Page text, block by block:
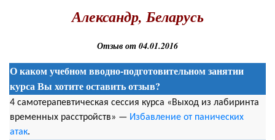
Александр, Беларусь
Отзыв от 04.01.2016
О каком учебном вводно-подготовительном занятии
курса Вы хотите оставить отзыв?
4 самотерапевтическая сессия курса «Выход из лабиринта
временных расстройств» — Избавление от панических
атак.